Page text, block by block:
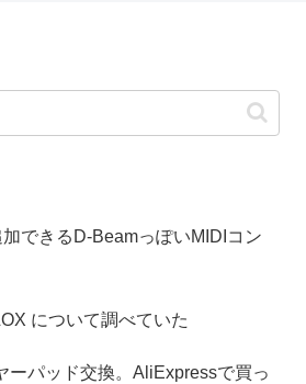
できるD-BeamっぽいMIDIコン
について調べていた
ーパッド交換。AliExpressで買っ